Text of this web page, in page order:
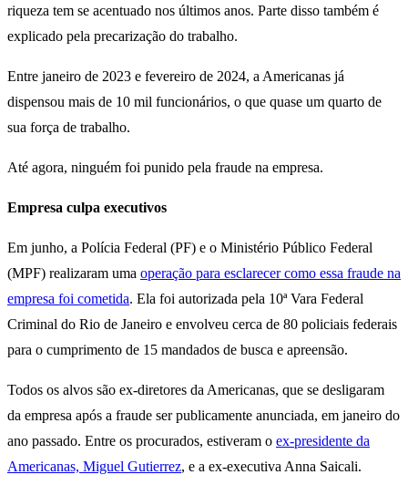
riqueza tem se acentuado nos últimos anos. Parte disso também é
explicado pela precarização do trabalho.
Entre janeiro de 2023 e fevereiro de 2024, a Americanas já
dispensou mais de 10 mil funcionários, o que quase um quarto de
sua força de trabalho.
Até agora, ninguém foi punido pela fraude na empresa.
Empresa culpa executivos
Em junho, a Polícia Federal (PF) e o Ministério Público Federal
(MPF) realizaram uma operação para esclarecer como essa fraude na
empresa foi cometida. Ela foi autorizada pela 10ª Vara Federal
Criminal do Rio de Janeiro e envolveu cerca de 80 policiais federais
para o cumprimento de 15 mandados de busca e apreensão.
Todos os alvos são ex-diretores da Americanas, que se desligaram
da empresa após a fraude ser publicamente anunciada, em janeiro do
ano passado. Entre os procurados, estiveram o ex-presidente da
Americanas, Miguel Gutierrez, e a ex-executiva Anna Saicali.